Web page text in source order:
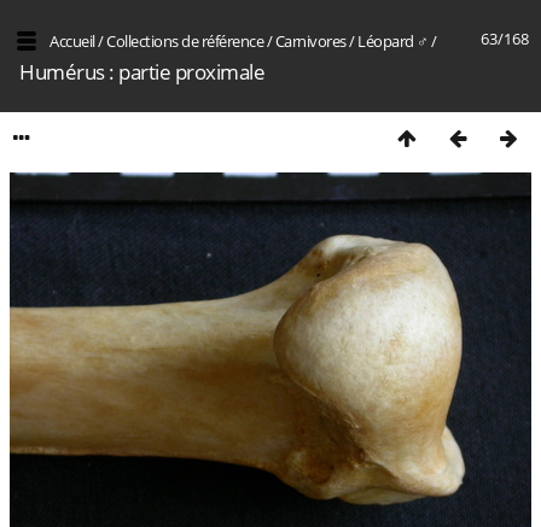
63/168
Accueil/Collections de référence/Carnivores/Léopard ♂ /
Humérus : partie proximale